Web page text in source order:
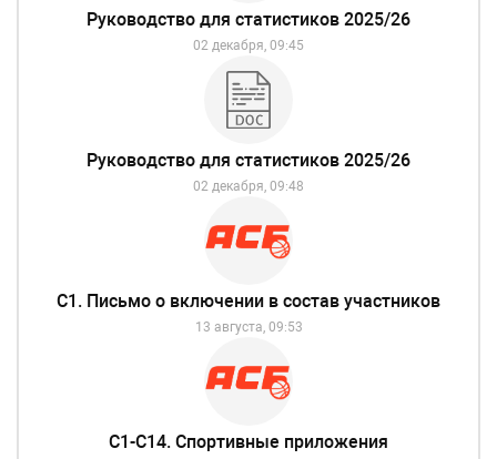
Руководство для статистиков 2025/26
02 декабря, 09:45
Руководство для статистиков 2025/26
02 декабря, 09:48
С1. Письмо о включении в состав участников
13 августа, 09:53
С1-С14. Спортивные приложения